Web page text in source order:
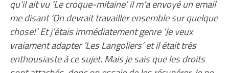
qu’il ait vu ‘Le croque-mitaine’ il m’a envoyé un email
me disant ‘On devrait travailler ensemble sur quelque
chose!’ Et j’étais immédiatement genre ‘Je veux
vraiament adapter ‘Les Langoliers’ et il était très
enthousiaste à ce sujet. Mais je sais que les droits